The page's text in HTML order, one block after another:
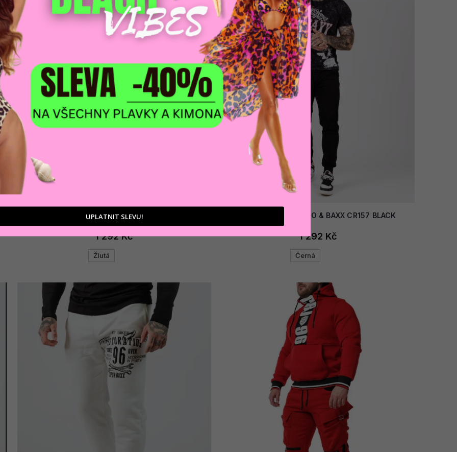
Pánské tepláky CIPO & BAXX CR125 YELLOW
1 292 Kč
Žlutá
Pánské tepláky CIPO & BAXX CR157 BLACK
1 292 Kč
Černá
UPLATNIT SLEVU!